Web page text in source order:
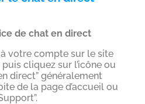
de chat en direct
votre compte sur le site
cliquez sur l’icône ou
direct” généralement
de la page d’accueil ou